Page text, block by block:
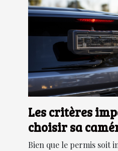
Les critères
choisir sa
Bien que le permis soit